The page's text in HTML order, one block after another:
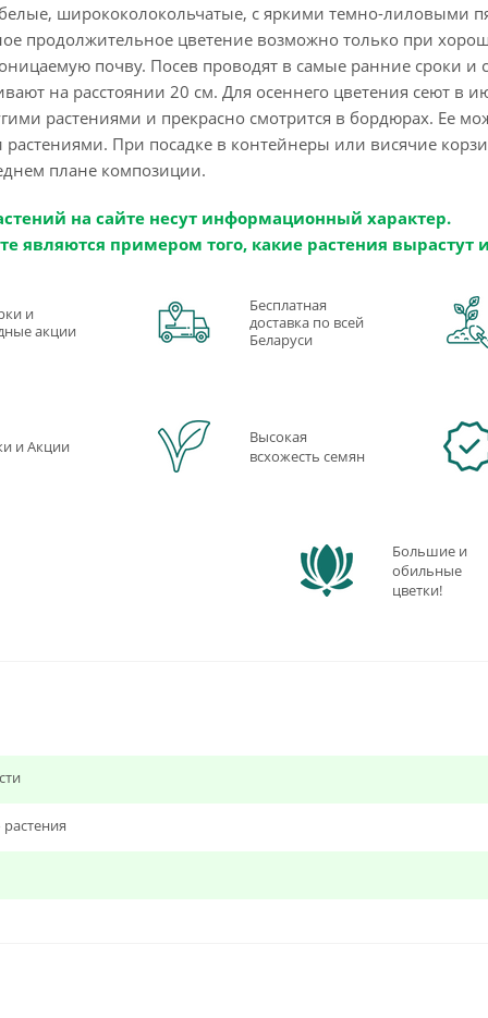
ширококолокольчатые, с яркими темно-лиловыми
продолжительное цветение возможно только при
почву. Посев проводят в самые ранние сроки и
на расстоянии 20 см. Для осеннего цветения сеют в
растениями и прекрасно смотрится в бордюрах. Ее
При посадке в контейнеры или висячие
плане композиции.
на сайте несут информационный характер.
являются примером того, какие растения вырастут
и
акции
Бесплатная
доставка по всей
Беларуси
и Акции
Высокая
всхожесть семян
Большие и
обильные
цветки!